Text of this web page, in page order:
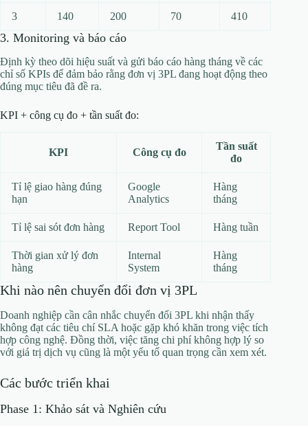
3 140 200 70 410
3. Monitoring và báo cáo
Định kỳ theo dõi hiệu suất và gửi báo cáo hàng tháng về các
chỉ số KPIs để đảm bảo rằng đơn vị 3PL đang hoạt động theo
đúng mục tiêu đã đề ra.
KPI + công cụ đo + tần suất đo:
KPI Công cụ đo
Tần suất
đo
Tỉ lệ giao hàng đúng
hạn
Google
Analytics
Hàng
tháng
Tỉ lệ sai sót đơn hàng Report Tool Hàng tuần
Thời gian xử lý đơn
hàng
Internal
System
Hàng
tháng
Khi nào nên chuyển đổi đơn vị 3PL
Doanh nghiệp cần cân nhắc chuyển đổi 3PL khi nhận thấy
không đạt các tiêu chí SLA hoặc gặp khó khăn trong việc tích
hợp công nghệ. Đồng thời, việc tăng chi phí không hợp lý so
với giá trị dịch vụ cũng là một yếu tố quan trọng cần xem xét.
Các bước triển khai
Phase 1: Khảo sát và Nghiên cứu